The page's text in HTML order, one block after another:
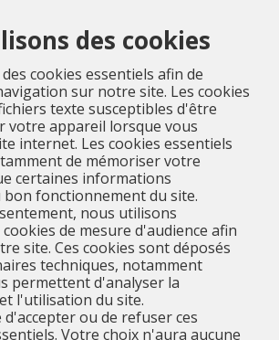
des cookies
cookies essentiels afin de
sur notre site. Les cookies
texte susceptibles d'être
votre appareil lorsque vous
internet. Les cookies essentiels
de mémoriser votre
certaines informations
bon fonctionnement du site.
nous utilisons
de mesure d'audience afin
site. Ces cookies sont déposés
techniques, notamment
permettent d'analyser la
l'utilisation du site.
ou de refuser ces
Votre choix n'aura aucune
Menu